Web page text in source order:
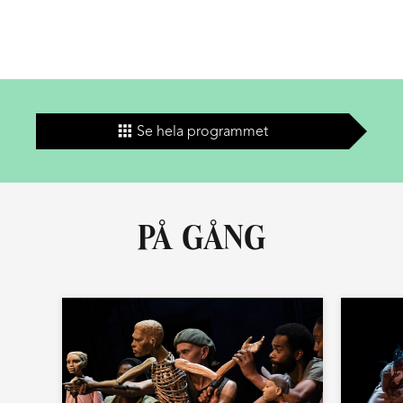
fascination för något, som sedan researchas väl, bygger
KEL upp sina varma, egensinniga föreställningar. Musiken
dopplerpulsmätare sätta takten till stämsång, att ha en
stickmaskin istället för trummor eller göra
KEL består av:
PÅ GÅNG
Se hela programmet